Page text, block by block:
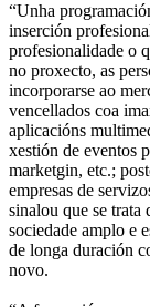
“Unha
inserción
profesionalidade o
no proxecto, as
incorporarse ao
vencellados coa
aplicacións
xestión de eventos
marketgin, etc.;
empresas de
sinalou que se
sociedade amplo e
de longa duración
novo.